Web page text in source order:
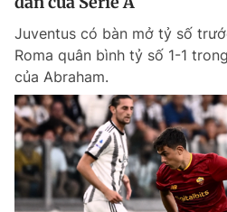
Juventus có bàn mở tỷ số
Roma quân bình tỷ số 1-1
của Abraham.